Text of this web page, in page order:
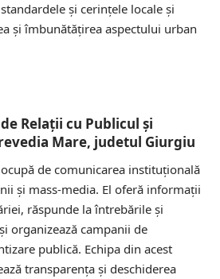
și cerințele locale și
și îmbunătățirea aspectului urban
Relații cu Publicul și
Mare, judetul Giurgiu
de comunicarea instituțională
și mass-media. El oferă informații
răspunde la întrebările și
organizează campanii de
publică. Echipa din acest
transparența și deschiderea